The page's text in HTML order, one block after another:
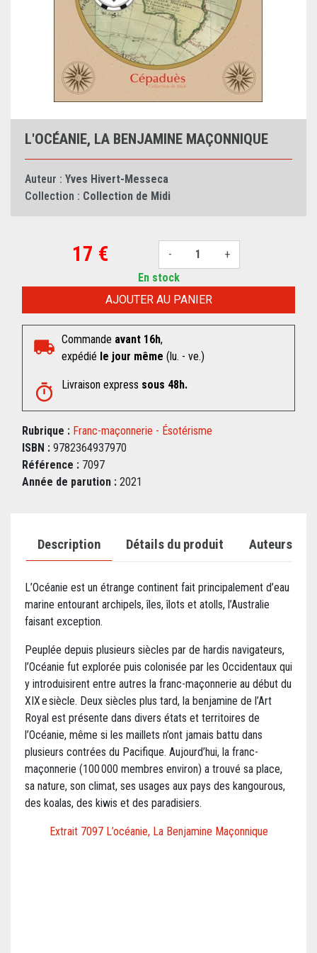
L'OCÉANIE, LA BENJAMINE MAÇONNIQUE
Auteur : Yves Hivert-Messeca
Collection : Collection de Midi
17 € - +
AJOUTER AU PANIER
En stock
Commande avant 16h,
expédié le jour même (lu. - ve.)
Livraison express sous 48h.
Rubrique : Franc-maçonnerie - Ésotérisme
ISBN : 9782364937970
Référence : 7097
Année de parution : 2021
Description Détails du produit Auteurs
L’Océanie est un étrange continent fait principalement d’eau
marine entourant archipels, îles, îlots et atolls, l’Australie
faisant exception.
Peuplée depuis plusieurs siècles par de hardis navigateurs,
l’Océanie fut explorée puis colonisée par les Occidentaux qui
y introduisirent entre autres la franc-maçonnerie au début du
XIX e siècle. Deux siècles plus tard, la benjamine de l’Art
Royal est présente dans divers états et territoires de
l’Océanie, même si les maillets n’ont jamais battu dans
plusieurs contrées du Pacifique. Aujourd’hui, la franc-
maçonnerie (100 000 membres environ) a trouvé sa place,
sa nature, son climat, ses usages aux pays des kangourous,
des koalas, des kiwis et des paradisiers.
Extrait 7097 L’océanie, La Benjamine Maçonnique